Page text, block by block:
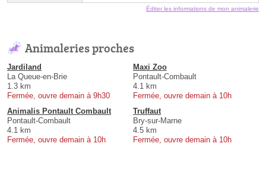
Éditer les informations de mon animalerie
Animaleries proches
Jardiland
La Queue-en-Brie
1.3 km
Fermée, ouvre demain à 9h30
Maxi Zoo
Pontault-Combault
4.1 km
Fermée, ouvre demain à 10h
Animalis Pontault Combault
Pontault-Combault
4.1 km
Fermée, ouvre demain à 10h
Truffaut
Bry-sur-Marne
4.5 km
Fermée, ouvre demain à 10h